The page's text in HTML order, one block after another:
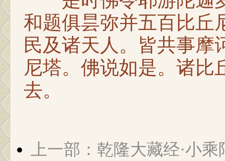
和题俱昙弥并五百比丘
民及诸天人。皆共事摩
尼塔。佛说如是。诸比
去。
上一部：乾隆大藏经·小